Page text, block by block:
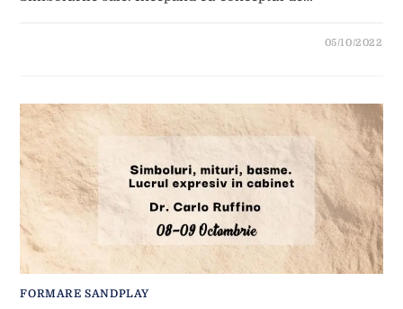
05/10/2022
FORMARE SANDPLAY